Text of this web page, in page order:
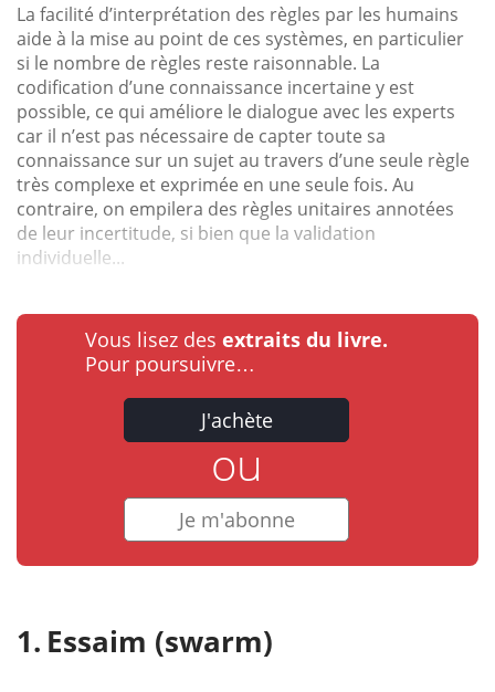
La facilité d’interprétation des règles par les humains
aide à la mise au point de ces systèmes, en particulier
si le nombre de règles reste raisonnable. La
codification d’une connaissance incertaine y est
possible, ce qui améliore le dialogue avec les experts
car il n’est pas nécessaire de capter toute sa
connaissance sur un sujet au travers d’une seule règle
très complexe et exprimée en une seule fois. Au
contraire, on empilera des règles unitaires annotées
de leur incertitude, si bien que la validation
individuelle...
Vous lisez des extraits du livre.
Pour poursuivre…
J'achète
ou
Je m'abonne
Essaim (swarm)